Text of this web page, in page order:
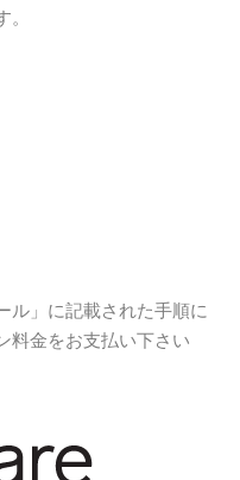
ル」に記載された手順に
料金をお支払い下さい